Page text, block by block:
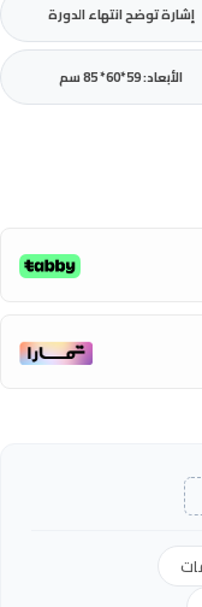
إشارة توضح انتهاء الدورة
الأبعاد: 59*60* 85 سم